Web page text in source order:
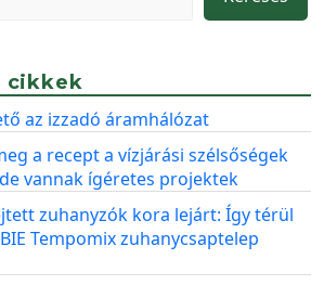
cikkek
az izzadó áramhálózat
a recept a vízjárási szélsőségek
vannak ígéretes projektek
zuhanyzók kora lejárt: Így térül
Tempomix zuhanycsaptelep